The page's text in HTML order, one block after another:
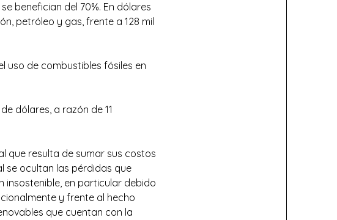
benefician del 70%. En dólares
petróleo y gas, frente a 128 mil
uso de combustibles fósiles en
dólares, a razón de 11
que resulta de sumar sus costos
se ocultan las pérdidas que
en particular debido
y frente al hecho
que cuentan con la